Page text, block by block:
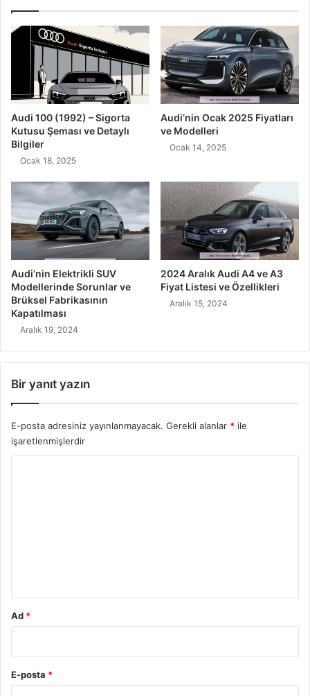
Audi 100 (1992) – Sigorta
Kutusu Şeması ve Detaylı
Bilgiler
Ocak 18, 2025
Audi’nin Ocak 2025 Fiyatları
ve Modelleri
Ocak 14, 2025
Audi’nin Elektrikli SUV
Modellerinde Sorunlar ve
Brüksel Fabrikasının
Kapatılması
Aralık 19, 2024
2024 Aralık Audi A4 ve A3
Fiyat Listesi ve Özellikleri
Aralık 15, 2024
Bir yanıt yazın
E-posta adresiniz yayınlanmayacak. Gerekli alanlar * ile
işaretlenmişlerdir
Ad *
E-posta *